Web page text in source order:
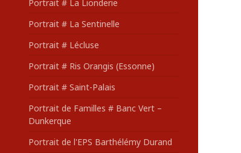
Portrait # La Lionderie
Portrait # La Sentinelle
Portrait # Lécluse
Portrait # Ris Orangis (Essonne)
Portrait # Saint-Palais
Portrait de Familles # Banc Vert –
Dunkerque
Portrait de l'EPS Barthélémy Durand